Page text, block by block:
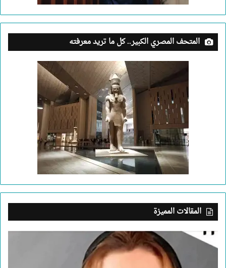
المتحف المصري الكبير.. كل ما تريد معرفته
المقالات المميزة
بعد
جريمة